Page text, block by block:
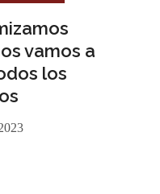
vamos a
los